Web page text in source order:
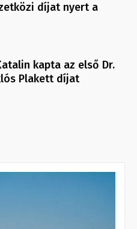
díjat nyert a
kapta az első Dr.
Plakett díjat